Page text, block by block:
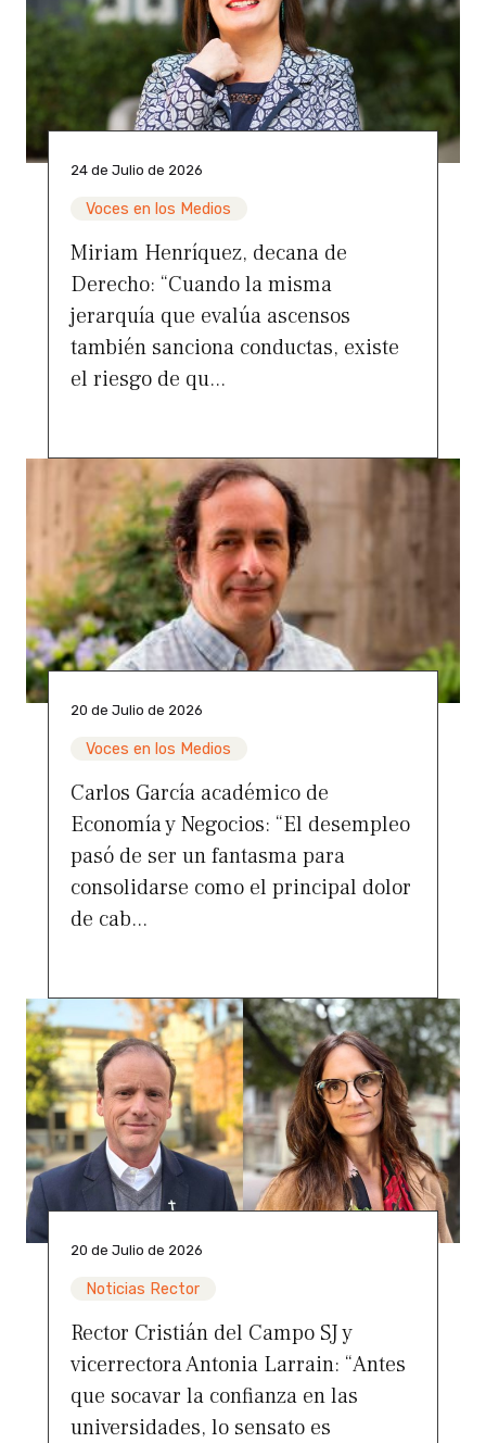
24 de Julio de 2026
Voces en los Medios
Miriam Henríquez, decana de
Derecho: “Cuando la misma
jerarquía que evalúa ascensos
también sanciona conductas, existe
el riesgo de qu...
20 de Julio de 2026
Voces en los Medios
Carlos García académico de
Economía y Negocios: “El desempleo
pasó de ser un fantasma para
consolidarse como el principal dolor
de cab...
20 de Julio de 2026
Noticias Rector
Rector Cristián del Campo SJ y
vicerrectora Antonia Larrain: “Antes
que socavar la confianza en las
universidades, lo sensato es